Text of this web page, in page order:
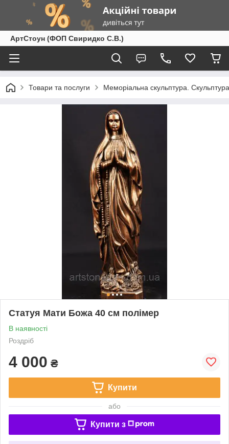
АртСтоун (ФОП Свиридко С.В.)
Товари та послуги Меморіальна скульптура.
Статуя Мати Божа 40 см полімер
В наявності
Роздріб
4 000 ₴
Купити
або
Купити з